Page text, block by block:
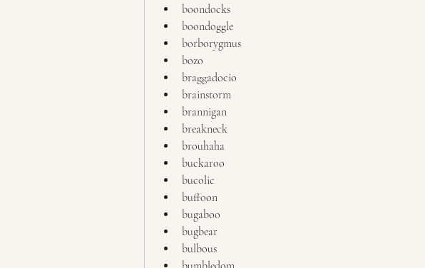
boondocks
boondoggle
borborygmus
bozo
braggadocio
brainstorm
brannigan
breakneck
brouhaha
buckaroo
bucolic
buffoon
bugaboo
bugbear
bulbous